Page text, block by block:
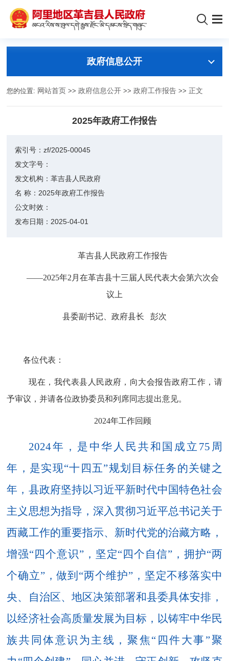
政府信息公开
您的位置: 网站首页 >>政府信息公开 >>政府工作报告 >> 正文
2025年政府工作报告
索引号：zf/2025-00045
发文字号：
发文机构：革吉县人民政府
名 称： 2025年政府工作报告
公文时效：
发布日期： 2025-04-01
革吉县人民政府工作报告
——2025年2 月在革吉县十三届人民代表大会第六次会
议上
县委副书记、政府县长 彭次
各位代表：
现在，我代表县人民政府，向大会报告政府工作，请
予审议，并请各位政协委员和列席同志提出意见。
2024年工作回顾
2024年，是中华人民共和国成立 75 周
年，是实现“十四五”规划目标任务的关键之
年，县政府坚持以习近平新时代中国特色社会
主义思想为指导，深入贯彻习近平总书记关于
西藏工作的重要指示、新时代党的治藏方略，
增强“四个意识”，坚定“四个自信”，拥护“两
个确立”，做到“两个维护”，坚定不移落实中
央、自治区、地区决策部署和县委具体安排，
以经济社会高质量发展为目标，以铸牢中华民
族共同体意识为主线， 聚焦“四件大事”聚